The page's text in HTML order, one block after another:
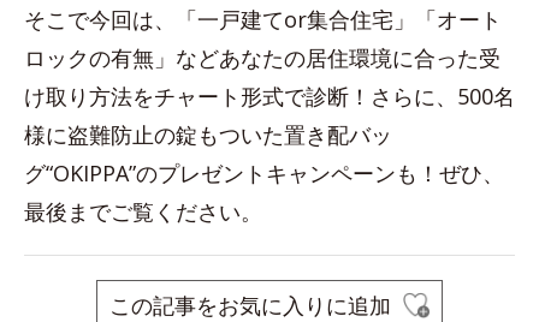
そこで今回は、「一戸建てor集合住宅」「オート
ロックの有無」などあなたの居住環境に合った受
け取り方法をチャート形式で診断！さらに、500名
様に盗難防止の錠もついた置き配バッ
グ“OKIPPA”のプレゼントキャンペーンも！ぜひ、
最後までご覧ください。
この記事をお気に入りに追加